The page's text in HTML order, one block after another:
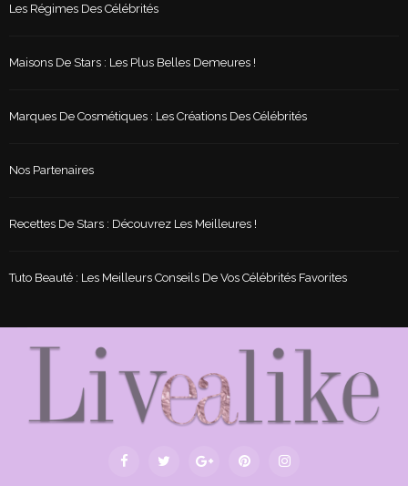
Les Régimes Des Célébrités
Maisons De Stars : Les Plus Belles Demeures !
Marques De Cosmétiques : Les Créations Des Célébrités
Nos Partenaires
Recettes De Stars : Découvrez Les Meilleures !
Tuto Beauté : Les Meilleurs Conseils De Vos Célébrités Favorites